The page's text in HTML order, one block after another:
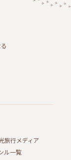
旅行メディア
ル一覧